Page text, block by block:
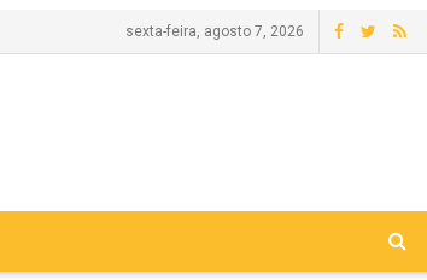
sexta-feira, agosto 7, 2026